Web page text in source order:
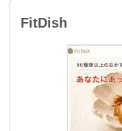
FitDish